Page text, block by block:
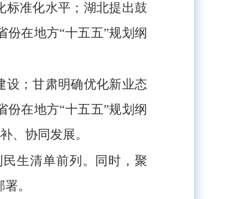
标准化水平；湖北提出鼓
在地方“十五五”规划纲
设；甘肃明确优化新业态
在地方“十五五”规划纲
、协同发展。
生清单前列。同时，聚
。